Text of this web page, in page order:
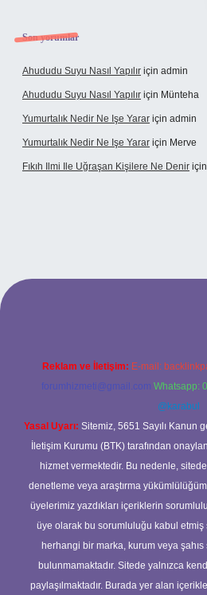
Son yorumlar
Ahududu Suyu Nasıl Yapılır için admin
Ahududu Suyu Nasıl Yapılır için Münteha
Yumurtalık Nedir Ne Işe Yarar için admin
Yumurtalık Nedir Ne Işe Yarar için Merve
Fıkıh Ilmi Ile Uğraşan Kişilere Ne Denir için
Reklam ve İletişim: E-mail:
forumhizmeti@gmail.com Whatsapp:
@karabul
Yasal Uyarı: Sitemiz, 5651 Sayılı Kanun
İletişim Kurumu (BTK) tarafından
hizmet vermektedir. Bu nedenle,
denetleme veya araştırma
üyelerimiz yazdıkları içeriklerin
üye olarak bu sorumluluğu kabul etmiş
herhangi bir marka, kurum veya şahıs
bulunmamaktadır. Sitede yalnızca
paylaşılmaktadır. Burada yer alan